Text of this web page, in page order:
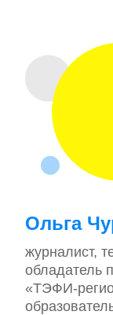
Ольга
журналист,
обладатель
«ТЭФИ-